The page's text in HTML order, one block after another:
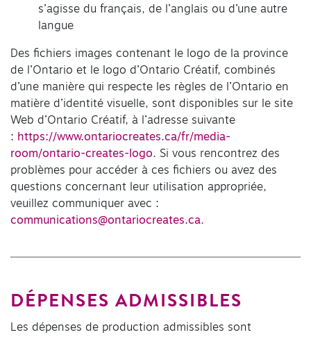
s’agisse du français, de l’anglais ou d’une autre
langue
Des fichiers images contenant le logo de la province
de l’Ontario et le logo d’Ontario Créatif, combinés
d’une manière qui respecte les règles de l’Ontario en
matière d’identité visuelle, sont disponibles sur le site
Web d’Ontario Créatif, à l’adresse suivante
: https://www.ontariocreates.ca/fr/media-
room/ontario-creates-logo. Si vous rencontrez des
problèmes pour accéder à ces fichiers ou avez des
questions concernant leur utilisation appropriée,
veuillez communiquer avec :
communications@ontariocreates.ca.
DÉPENSES ADMISSIBLES
Les dépenses de production admissibles sont